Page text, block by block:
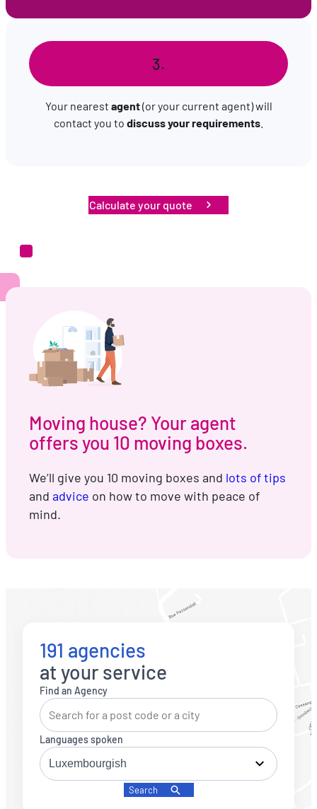
Proposer des offres et services personnalisés et en
les réseaux sociaux utilisés et vous permettre de
visualiser du contenu hébergé sur un site externe.
3.
Your nearest agent(or your current agent) will
contact you to discuss your requirements
Calculate your quote
Moving house? Your agent
offers you 10 moving boxes.
We’ll give you 10 moving boxes and lots of tips
and advice on how to move with peace of
mind.
191 agencies
at your service
Find an Agency
Languages spoken
Search